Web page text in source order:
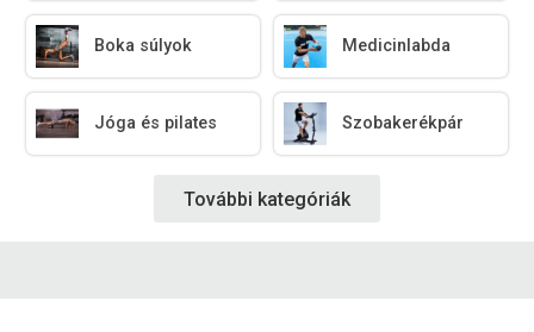
Boka súlyok Medicinlabda
Jóga és pilates Szobakerékpár
További kategóriák